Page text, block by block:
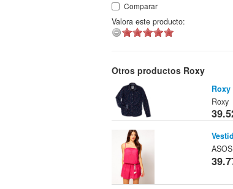
Comparar
Valora este producto:
Otros productos Roxy
Roxy